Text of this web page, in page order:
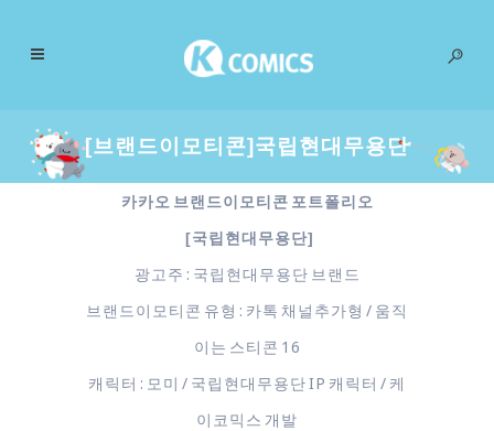
[브랜드이모티콘]국립현대무용단
카카오 브랜드이모티콘 포트폴리오
[국립현대무용단]
광고주 : 국립현대무용단 브랜드
브랜드이모티콘 유형 : 카톡 채널추가형 / 움직
이는 스티콘 16
캐릭터 : 모미 / 국립현대무용단 IP 캐릭터 / 케
이코믹스 개발